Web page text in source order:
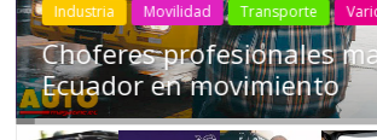
Industria Movilidad Transporte
Choferes profesionales
Ecuador en movimiento